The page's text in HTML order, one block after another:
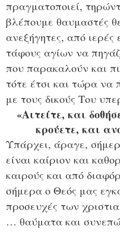
πραγματοποιεί,
βλέπουμε θαυμαστές
ανεξήγητες, από
τάφους αγίων να
που παρακαλούν και
τότε έτσι και τώρα
με τους δικούς Του
«Αιτείτε, και
κρούετε, και
Υπάρχει, άραγε,
είναι καίριον και
καιρούς και από
σήμερα ο Θεός μας
προσευχές των
… θαύματα και